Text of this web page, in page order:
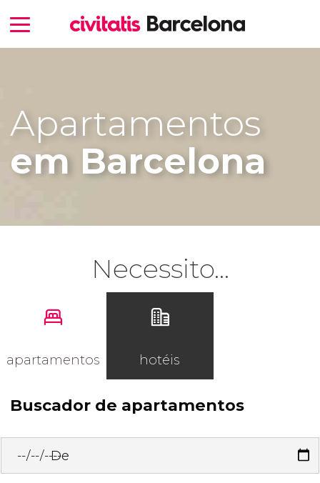
Apartamentos
em Barcelona
Necessito...
apartamentos hotéis
Buscador de apartamentos
De